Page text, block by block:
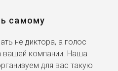
самому
не диктора, а голос
вашей компании. Наша
для вас такую